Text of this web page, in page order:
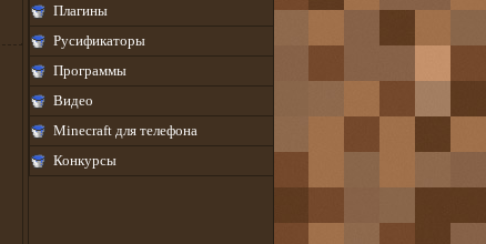
Плагины
Русификаторы
Программы
Видео
Minecraft для телефона
Конкурсы